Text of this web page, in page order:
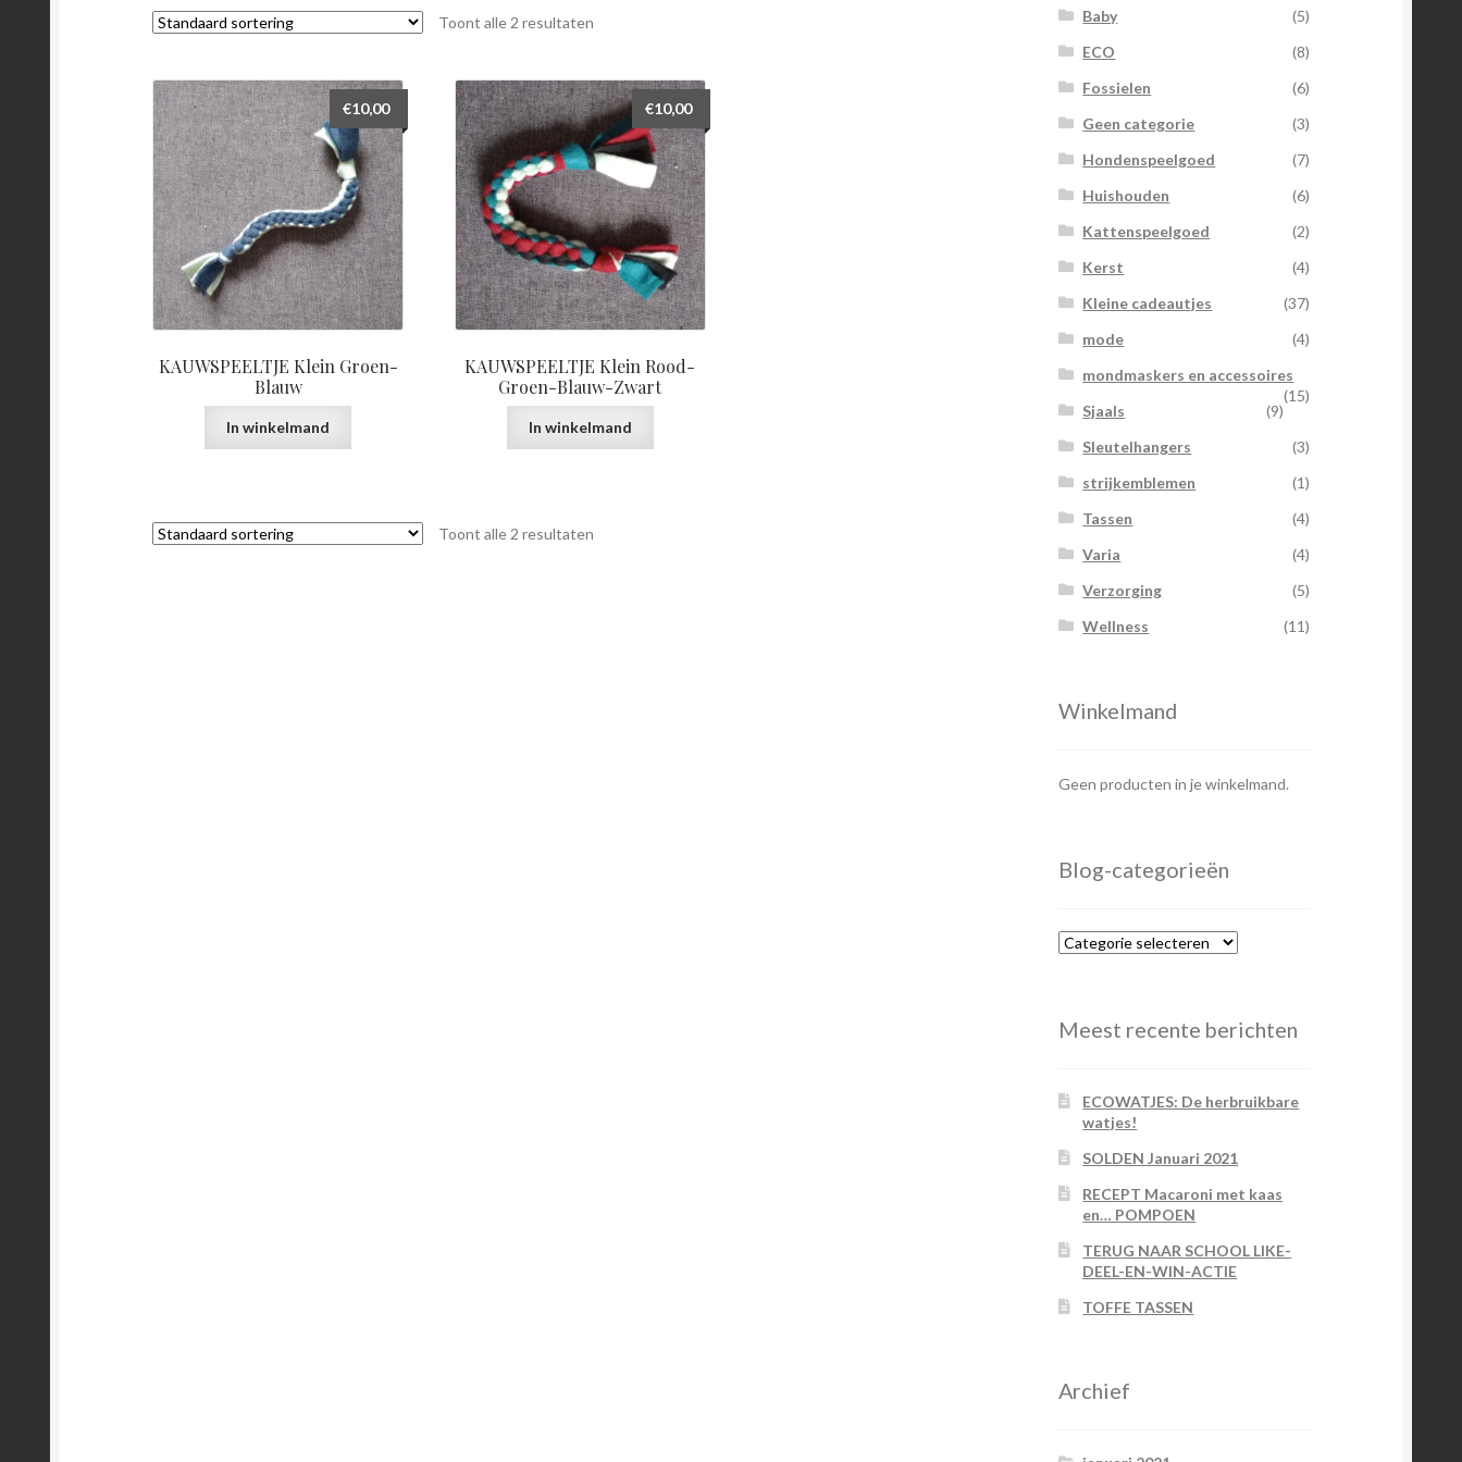
Toont alle 2 resultaten
KAUWSPEELTJE Klein Groen-
Blauw
€10,00
In winkelmand
KAUWSPEELTJE Klein Rood-
Groen-Blauw-Zwart
€10,00
In winkelmand
Toont alle 2 resultaten
Baby
(5)
ECO
(8)
Fossielen
(6)
Geen categorie
(3)
Hondenspeelgoed
(7)
Huishouden
(6)
Kattenspeelgoed
(2)
Kerst
(4)
Kleine cadeautjes
(37)
mode
(4)
mondmaskers en accessoires
(15)
Sjaals
(9)
Sleutelhangers
(3)
strijkemblemen
(1)
Tassen
(4)
Varia
(4)
Verzorging
(5)
Wellness
(11)
Winkelmand
Geen producten in je winkelmand.
Blog-categorieën
Blog-
Meest recente berichten
ECOWATJES: De herbruikbare
watjes!
SOLDEN Januari 2021
RECEPT Macaroni met kaas
en… POMPOEN
TERUG NAAR SCHOOL LIKE-
DEEL-EN-WIN-ACTIE
TOFFE TASSEN
Archief